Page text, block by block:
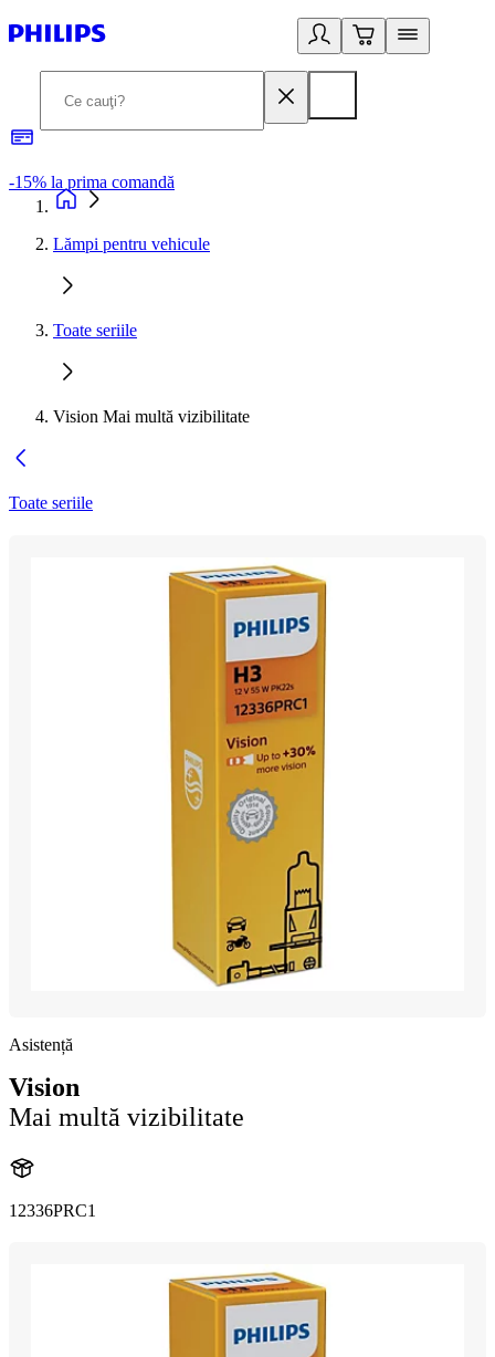
-15% la prima comandă
Lămpi pentru vehicule
Toate seriile
Vision Mai multă vizibilitate
Toate seriile
Asistență
Vision
Mai multă vizibilitate
12336PRC1